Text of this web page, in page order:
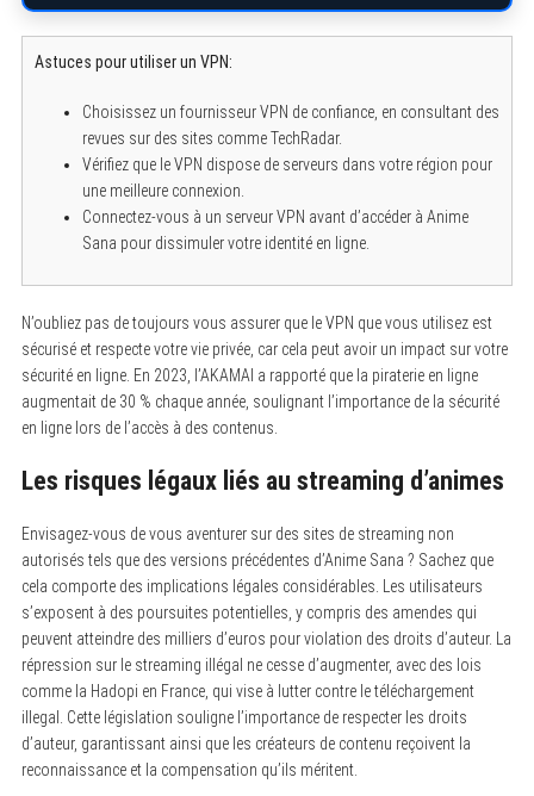
Astuces pour utiliser un VPN:
Choisissez un fournisseur VPN de confiance, en consultant des
revues sur des sites comme TechRadar.
Vérifiez que le VPN dispose de serveurs dans votre région pour
une meilleure connexion.
Connectez-vous à un serveur VPN avant d’accéder à Anime
Sana pour dissimuler votre identité en ligne.
N’oubliez pas de toujours vous assurer que le VPN que vous utilisez est
sécurisé et respecte votre vie privée, car cela peut avoir un impact sur votre
sécurité en ligne. En 2023, l’AKAMAI a rapporté que la piraterie en ligne
augmentait de 30 % chaque année, soulignant l’importance de la sécurité
en ligne lors de l’accès à des contenus.
Les risques légaux liés au streaming d’animes
Envisagez-vous de vous aventurer sur des sites de streaming non
autorisés tels que des versions précédentes d’Anime Sana ? Sachez que
cela comporte des implications légales considérables. Les utilisateurs
s’exposent à des poursuites potentielles, y compris des amendes qui
peuvent atteindre des milliers d’euros pour violation des droits d’auteur. La
répression sur le streaming illégal ne cesse d’augmenter, avec des lois
comme la Hadopi en France, qui vise à lutter contre le téléchargement
illegal. Cette législation souligne l’importance de respecter les droits
d’auteur, garantissant ainsi que les créateurs de contenu reçoivent la
reconnaissance et la compensation qu’ils méritent.
c
h
f
r
: